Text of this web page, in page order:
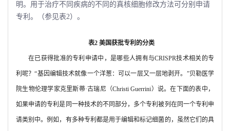
明。用于治疗不同疾病的不同的真核细胞修改方法可分别申请
专利。（参见表2）。
表2 美国获批专利的分类
在已获得批准的专利申请中，是哪些人拥有与CRISPR技术相关的专
利呢？“基因编辑技术就像一个洋葱：可以一层又一层地剥开。”贝勒医学
院生物伦理学家克里斯蒂·古瑞尼（Christi Guerrini）说。在下面的表中，
如果申请的专利是同一种技术的不同部分，多个专利被列在同一个专利申
请类别中。例如，有多种专利都是用于编辑和标记细菌的，虽然它们的具